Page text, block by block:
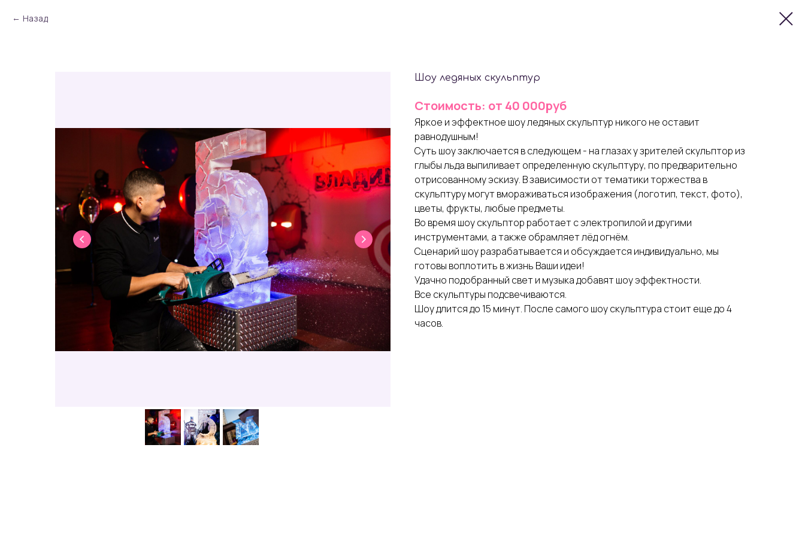
Назад
Шоу ледяных скульптур
Стоимость: от 40 000руб
Яркое и эффектное шоу ледяных скульптур никого не оставит
равнодушным!
Суть шоу заключается в следующем - на глазах у зрителей скульптор из
глыбы льда выпиливает определенную скульптуру, по предварительно
отрисованному эскизу. В зависимости от тематики торжества в
скульптуру могут вмораживаться изображения (логотип, текст, фото),
цветы, фрукты, любые предметы.
Во время шоу скульптор работает с электропилой и другими
инструментами, а также обрамляет лёд огнём.
Сценарий шоу разрабатывается и обсуждается индивидуально, мы
готовы воплотить в жизнь Ваши идеи!
Удачно подобранный свет и музыка добавят шоу эффектности.
Все скульптуры подсвечиваются.
Шоу длится до 15 минут. После самого шоу скульптура стоит еще до 4
часов.